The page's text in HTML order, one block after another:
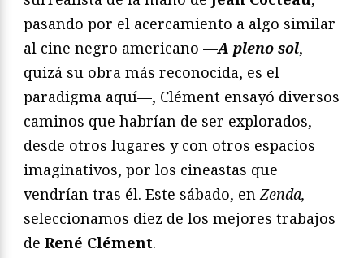
pasando por el acercamiento a algo similar
al cine negro americano —A pleno sol,
quizá su obra más reconocida, es el
paradigma aquí—, Clément ensayó diversos
caminos que habrían de ser explorados,
desde otros lugares y con otros espacios
imaginativos, por los cineastas que
vendrían tras él. Este sábado, enZenda,
seleccionamos diez de los mejores trabajos
de René Clément.